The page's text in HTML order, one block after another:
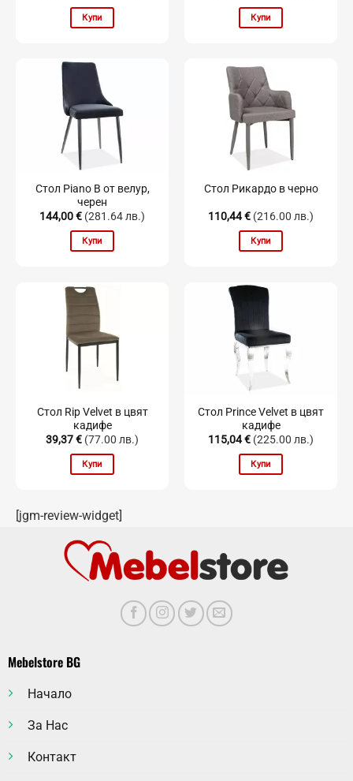
Купи Купи
Стол Piano B от велур,
черен
144,00€ (281.64 лв.)
Купи
Стол Рикардо в черно
110,44€ (216.00 лв.)
Купи
Стол Rip Velvet в цвят
кадифе
39,37€ (77.00 лв.)
Купи
Стол Prince Velvet в цвят
кадифе
115,04€ (225.00 лв.)
Купи
[jgm-review-widget]
Mebelstore BG
Начало
За Нас
Контакт